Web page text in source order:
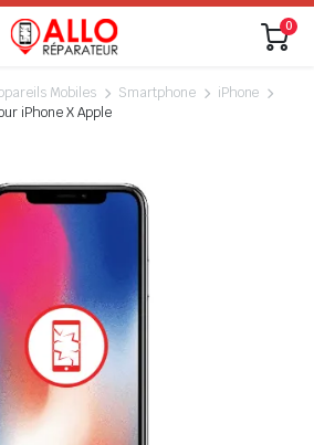
0
Mobiles Smartphone
iPhone
iPhone X Apple